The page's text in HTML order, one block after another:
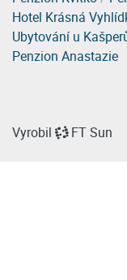
Hotel Krásná
Ubytování u
Penzion Anastazie
Vyrobil FT Sun